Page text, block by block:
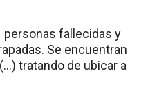
personas fallecidas y
Se encuentran
tratando de ubicar a